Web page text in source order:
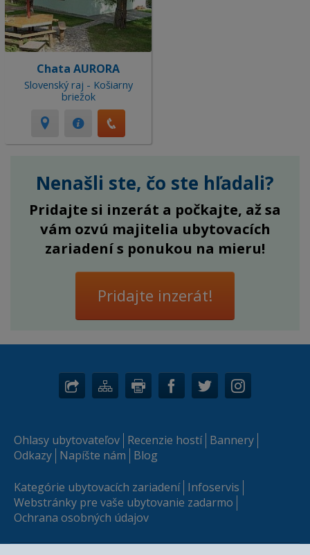
Chata AURORA
Slovenský raj - Košiarny
briežok
Nenašli ste, čo ste hľadali?
Pridajte si inzerát a počkajte, až sa
vám ozvú majitelia ubytovacích
zariadení s ponukou na mieru!
Pridajte inzerát!
Ohlasy ubytovateľov Recenzie hostí Bannery
Odkazy Napíšte nám Blog
Kategórie ubytovacích zariadení Infoservis
Webstránky pre vaše ubytovanie zadarmo
Ochrana osobných údajov